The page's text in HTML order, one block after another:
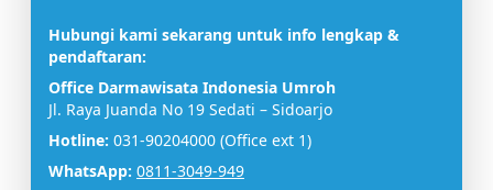
Hubungi kami sekarang untuk info lengkap &
pendaftaran:
Office Darmawisata Indonesia Umroh
Jl. Raya Juanda No 19 Sedati – Sidoarjo
Hotline: 031-90204000 (Office ext 1)
WhatsApp: 0811-3049-949